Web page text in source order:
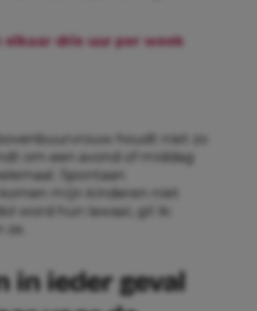
elkaar drie uur per week
houdt niet zo
om een avond of middag
Spontaan
mijn kinderen niet
word hun lawaai, gil ik:
in ieder geval